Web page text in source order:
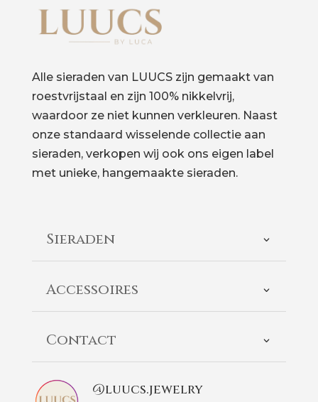
Alle sieraden van LUUCS zijn gemaakt van
roestvrijstaal en zijn 100% nikkelvrij,
waardoor ze niet kunnen verkleuren. Naast
onze standaard wisselende collectie aan
sieraden, verkopen wij ook ons eigen label
met unieke, hangemaakte sieraden.
Sieraden
Accessoires
Contact
@luucs.jewelry